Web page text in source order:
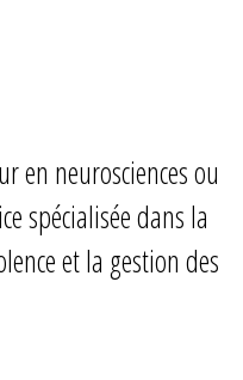
en neurosciences ou
spécialisée dans la
et la gestion des